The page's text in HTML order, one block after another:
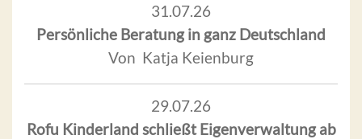
31.07.26
Persönliche Beratung in ganz Deutschland
Von Katja Keienburg
29.07.26
Rofu Kinderland schließt Eigenverwaltung ab